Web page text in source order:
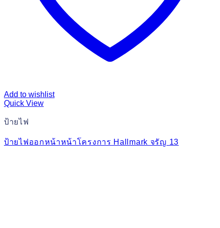
Add to wishlist
Quick View
ป้ายไฟ
ป้ายไฟออกหน้าหน้าโครงการ Hallmark จรัญ 13